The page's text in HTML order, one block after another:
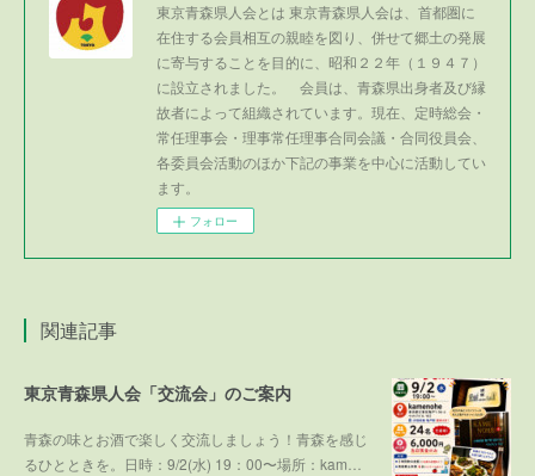
東京青森県人会とは 東京青森県人会は、首都圏に
在住する会員相互の親睦を図り、併せて郷土の発展
に寄与することを目的に、昭和２２年（１９４７）
に設立されました。 会員は、青森県出身者及び縁
故者によって組織されています。現在、定時総会・
常任理事会・理事常任理事合同会議・合同役員会、
各委員会活動のほか下記の事業を中心に活動してい
ます。
フォロー
関連記事
東京青森県人会「交流会」のご案内
青森の味とお酒で楽しく交流しましょう！青森を感じ
るひとときを。日時：9/2(水) 19：00〜場所：kam…